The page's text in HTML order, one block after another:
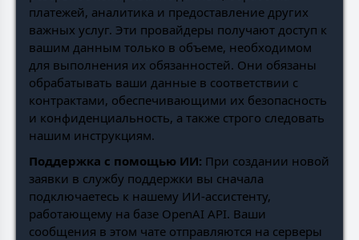
платежей, аналитика и предоставление других
важных услуг. Эти провайдеры получают доступ к
вашим данным только в объеме, необходимом
для выполнения их обязанностей. Они обязаны
обрабатывать ваши данные в соответствии с
контрактами, обеспечивающими их безопасность
и конфиденциальность, а также строго следовать
нашим инструкциям.
Поддержка с помощью ИИ: При создании новой
заявки в службу поддержки вы сначала
подключаетесь к нашему ИИ-ассистенту,
работающему на базе OpenAI API. Ваши
сообщения в этом чате отправляются на серверы